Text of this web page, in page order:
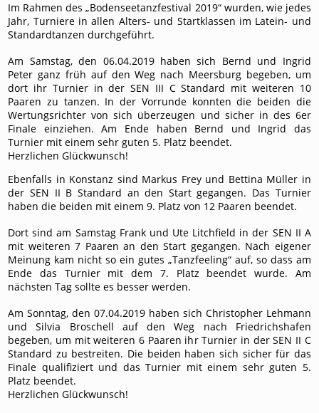
Im Rahmen des „Bodenseetanzfestival 2019“ wurden, wie jedes
Jahr, Turniere in allen Alters- und Startklassen im Latein- und
Standardtanzen durchgeführt.
Am Samstag, den 06.04.2019 haben sich Bernd und Ingrid
Peter ganz früh auf den Weg nach Meersburg begeben, um
dort ihr Turnier in der SEN III C Standard mit weiteren 10
Paaren zu tanzen. In der Vorrunde konnten die beiden die
Wertungsrichter von sich überzeugen und sicher in des 6er
Finale einziehen. Am Ende haben Bernd und Ingrid das
Turnier mit einem sehr guten 5. Platz beendet.
Herzlichen Glückwunsch!
Ebenfalls in Konstanz sind Markus Frey und Bettina Müller in
der SEN II B Standard an den Start gegangen. Das Turnier
haben die beiden mit einem 9. Platz von 12 Paaren beendet.
Dort sind am Samstag Frank und Ute Litchfield in der SEN II A
mit weiteren 7 Paaren an den Start gegangen. Nach eigener
Meinung kam nicht so ein gutes „Tanzfeeling“ auf, so dass am
Ende das Turnier mit dem 7. Platz beendet wurde. Am
nächsten Tag sollte es besser werden.
Am Sonntag, den 07.04.2019 haben sich Christopher Lehmann
und Silvia Broschell auf den Weg nach Friedrichshafen
begeben, um mit weiteren 6 Paaren ihr Turnier in der SEN II C
Standard zu bestreiten. Die beiden haben sich sicher für das
Finale qualifiziert und das Turnier mit einem sehr guten 5.
Platz beendet.
Herzlichen Glückwunsch!